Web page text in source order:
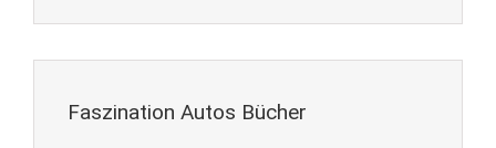
Faszination Autos Bücher